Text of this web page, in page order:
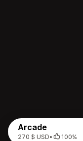
Arcade
270 $ USD• 100%